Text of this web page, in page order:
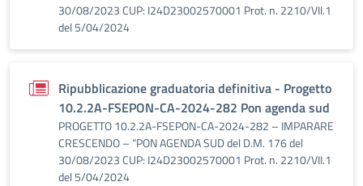
30/08/2023 CUP: I24D23002570001 Prot. n. 2210/VII.1
del 5/04/2024
Ripubblicazione graduatoria definitiva - Progetto
10.2.2A-FSEPON-CA-2024-282 Pon agenda sud
PROGETTO 10.2.2A-FSEPON-CA-2024-282 – IMPARARE
CRESCENDO – “PON AGENDA SUD del D.M. 176 del
30/08/2023 CUP: I24D23002570001 Prot. n. 2210/VII.1
del 5/04/2024